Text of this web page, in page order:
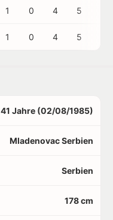
1 0 4 5
1 0 4 5
41 Jahre (02/08/1985)
Mladenovac Serbien
Serbien
178 cm